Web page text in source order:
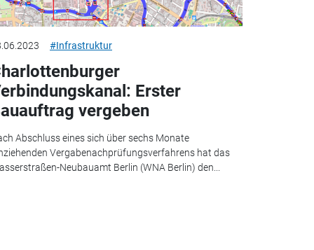
#Infrastruktur
Erster
vergeben
Abschluss eines sich über sechs Monate
Vergabenachprüfungsverfahrens hat das
Neubauamt Berlin (WNA Berlin) den...